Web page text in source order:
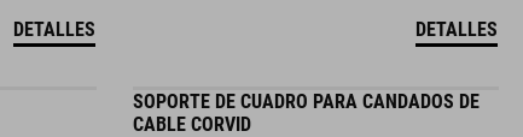
DETALLES DETALLES
SOPORTE DE CUADRO PARA CANDADOS DE
CABLE CORVID